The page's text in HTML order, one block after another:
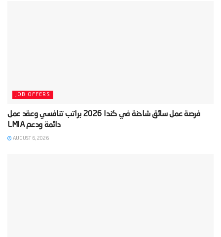
JOB OFFERS
‫فرصة عمل سائق شاحنة في كندا 2026 براتب تنافسي وعقد عمل
دائمة ودعم LMIA‬
AUGUST 6, 2026